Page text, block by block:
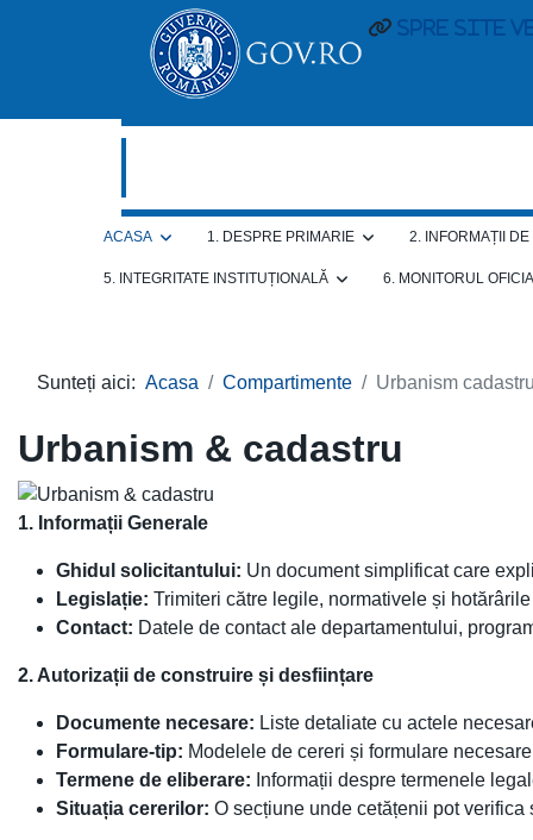
spre site
ACASA 1. DESPRE PRIMARIE 2. INFORMAȚII
5. INTEGRITATE INSTITUȚIONALĂ 6. MONITORUL
Sunteți aici: Acasa Compartimente Urbanism
Urbanism & cadastru
1. Informații Generale
Ghidul solicitantului: Un document simplificat care
Legislație: Trimiteri către legile, normativele și
Contact: Datele de contact ale departamentului,
2. Autorizații de construire și desființare
Documente necesare: Liste detaliate cu actele
Formulare-tip: Modelele de cereri și formulare
Termene de eliberare: Informații despre termenele
Situația cererilor: O secțiune unde cetățenii pot verifica